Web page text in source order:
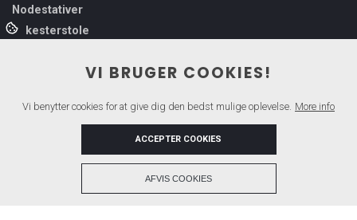
Nodestativer
Orkesterstole
VI SAMARBEJDER MED
VI BRUGER COOKIES!
Vi benytter cookies for at give dig den bedst mulige oplevelse. More info
ACCEPTER COOKIES
AFVIS COOKIES